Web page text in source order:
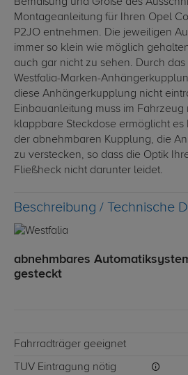
Montageanleitung für Ihren Opel
P2JO entnehmen. Die jeweiligen
immer so klein wie möglich
auch gar nicht zu sehen. Durch
Westfalia-Marken-
diese Anhängerkupplung nicht
Einbauanleitung muss im
klappbare Steckdose ermöglicht
der abnehmbaren Kupplung, die
zu verstecken, so dass die Optik
Fließheck nicht darunter leidet.
Technische
abnehmbares
gesteckt
Fahrradträger geeignet
TÜV Eintragung nötig